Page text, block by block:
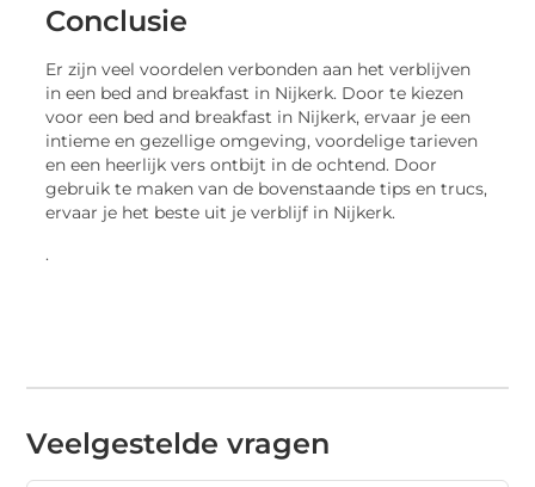
Conclusie
Er zijn veel voordelen verbonden aan het verblijven
in een bed and breakfast in Nijkerk. Door te kiezen
voor een bed and breakfast in Nijkerk, ervaar je een
intieme en gezellige omgeving, voordelige tarieven
en een heerlijk vers ontbijt in de ochtend. Door
gebruik te maken van de bovenstaande tips en trucs,
ervaar je het beste uit je verblijf in Nijkerk.
.
Veelgestelde vragen